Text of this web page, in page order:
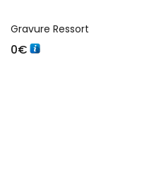
Gravure Ressort
0€